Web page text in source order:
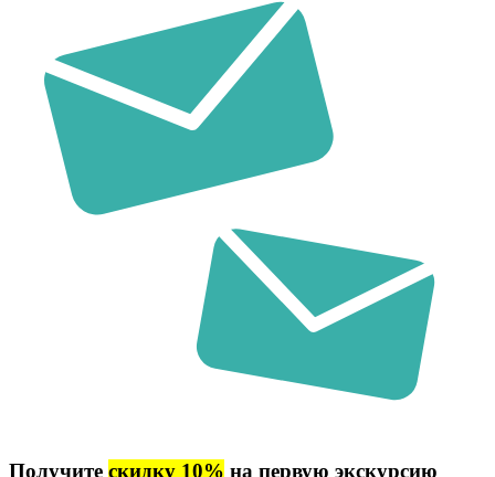
Получите скидку 10% на первую экскурсию